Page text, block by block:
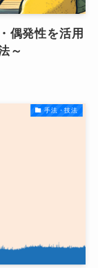
偶発性を活用
～
手法・技法